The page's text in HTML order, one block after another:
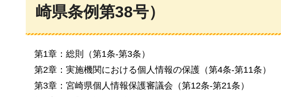
崎県条例第38号）
第1章：総則（第1条-第3条）
第2章：実施機関における個人情報の保護（第4条-第11条）
第3章：宮崎県個人情報保護審議会（第12条-第21条）